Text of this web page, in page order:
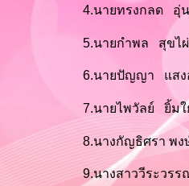
4.นายทรงกลด อุ่น
5.นายกำพล สุขไ
6.นายปัญญา แสง
7.นายไพวัลย์ ยิ้มใ
8.นางกัญธิศรา พง
9.นางสาววีระวรร